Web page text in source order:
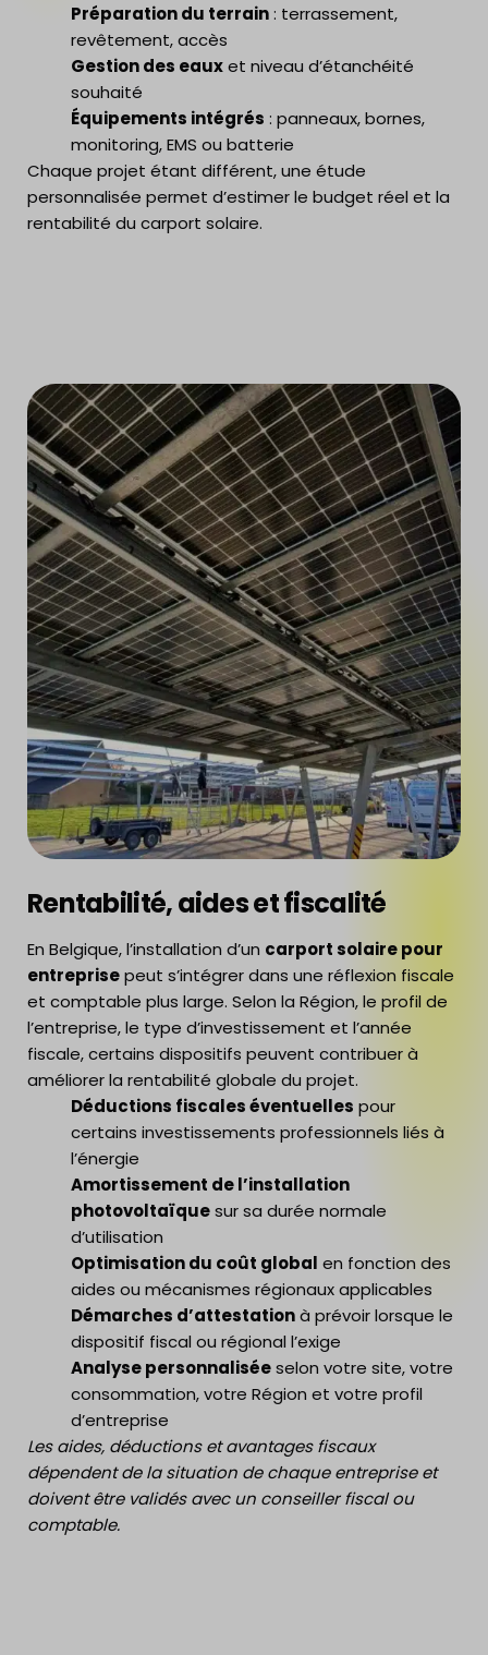
Préparation du terrain: terrassement,
revêtement, accès
Gestion des eauxet niveau d’étanchéité
souhaité
Équipements intégrés : panneaux, bornes,
monitoring, EMS ou batterie
Chaque projet étant différent, une étude
personnalisée permet d’estimer le budget réel et la
rentabilité du carport solaire.
Rentabilité, aides et fiscalité
En Belgique, l’installation d’un carport solaire pour
entreprisepeut s’intégrer dans une réflexion fiscale
et comptable plus large. Selon la Région, le profil de
l’entreprise, le type d’investissement et l’année
fiscale, certains dispositifs peuvent contribuer à
améliorer la rentabilité globale du projet.
Déductions fiscales éventuelles pour
certains investissements professionnels liés à
l’énergie
Amortissement de l’installation
photovoltaïquesur sa durée normale
d’utilisation
Optimisation du coût global en fonction des
aides ou mécanismes régionaux applicables
Démarches d’attestationà prévoir lorsque le
dispositif fiscal ou régional l’exige
Analyse personnaliséeselon votre site, votre
consommation, votre Région et votre profil
d’entreprise
Les aides, déductions et avantages fiscaux
dépendent de la situation de chaque entreprise et
doivent être validés avec un conseiller fiscal ou
comptable.